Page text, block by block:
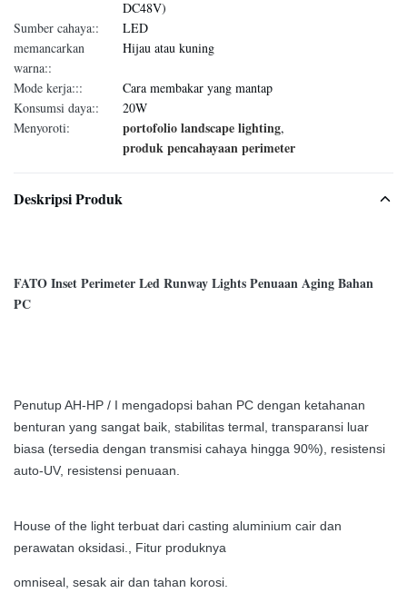
DC48V)
Sumber cahaya::
LED
memancarkan
warna::
Hijau atau kuning
Mode kerja:::
Cara membakar yang mantap
Konsumsi daya::
20W
Menyoroti:
portofolio landscape lighting,
produk pencahayaan perimeter
Deskripsi Produk
FATO Inset Perimeter Led Runway Lights Penuaan Aging Bahan
PC
Penutup AH-HP / I mengadopsi bahan PC dengan ketahanan
benturan yang sangat baik, stabilitas termal, transparansi luar
biasa (tersedia dengan transmisi cahaya hingga 90%), resistensi
auto-UV, resistensi penuaan.
House of the light terbuat dari casting aluminium cair dan
perawatan oksidasi., Fitur produknya
omniseal, sesak air dan tahan korosi.